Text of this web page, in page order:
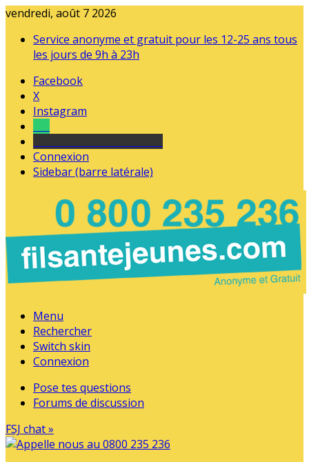
vendredi, août 7 2026
Service anonyme et gratuit pour les 12-25 ans tous
les jours de 9h à 23h
Facebook
X
Instagram
Connexion
Sidebar (barre latérale)
Menu
Rechercher
Switch skin
Connexion
Pose tes questions
Forums de discussion
FSJ chat »